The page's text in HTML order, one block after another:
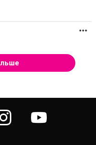
instagram